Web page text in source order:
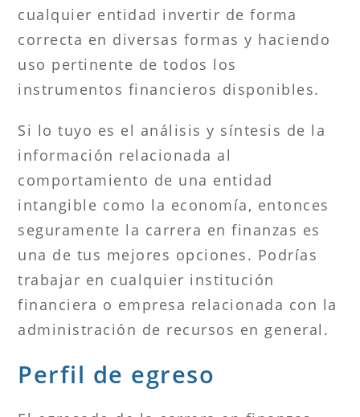
cualquier entidad invertir de forma
correcta en diversas formas y haciendo
uso pertinente de todos los
instrumentos financieros disponibles.
Si lo tuyo es el análisis y síntesis de la
información relacionada al
comportamiento de una entidad
intangible como la economía, entonces
seguramente la carrera en finanzas es
una de tus mejores opciones. Podrías
trabajar en cualquier institución
financiera o empresa relacionada con la
administración de recursos en general.
Perfil de egreso